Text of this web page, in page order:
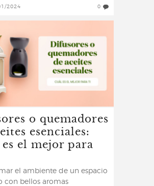
2024 0
o quemadores
esenciales:
es el mejor para
el ambiente de un espacio
con bellos aromas